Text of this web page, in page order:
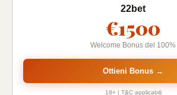
22bet
€1500
Welcome Bonus del 100%
Ottieni Bonus →
18+ | T&C applicabili